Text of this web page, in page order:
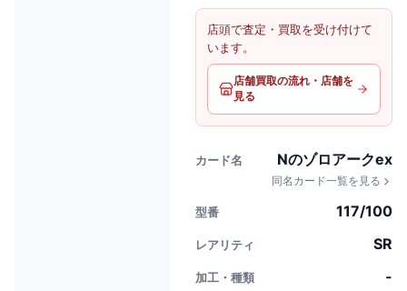
店頭で査定・買取を受け付けて
います。
店舗買取の流れ・店舗を
見る
カード名 Nのゾロアークex
同名カード一覧を見る
型番 117/100
レアリティ SR
加工・種類 -